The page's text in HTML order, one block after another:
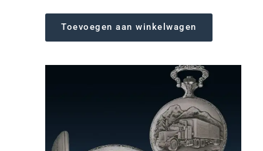
Toevoegen aan winkelwagen